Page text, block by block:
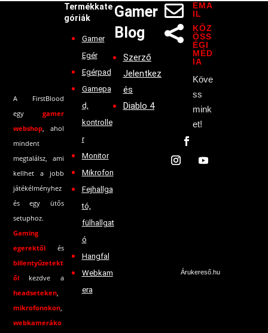
A FirstBlood
egy gamer
webshop, ahol
mindent
megtalálsz, ami
kellhet a jobb
játékélményhez
és egy ütős
setuphoz.
Gaming
egerektől és
billentyűzetekt
ől kezdve a
headseteken,
mikrofonokon,
webkameráko
Termékkate
góriák
Gamer
Egér
Egérpad
Gamepa
d,
kontrolle
r
Monitor
Mikrofon
Fejhallga
tó,
fülhallgat
ó
Hangfal
Webkam
era
Gamer
Blog
Szerző
Jelentkez
és
Diablo 4

EMA
IL

KÖZ
ÖSS
ÉGI
MÉD
IA
Köve
ss
mink
et!
Árukereső.hu